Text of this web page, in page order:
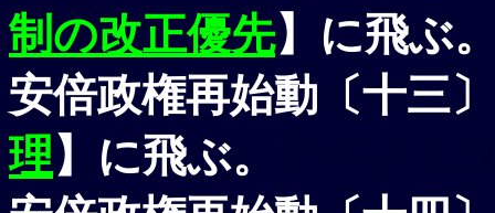
制の改正優先】に飛ぶ
安倍政権再始動〔十三
理 】に飛ぶ。